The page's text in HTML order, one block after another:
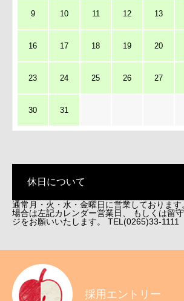
9 10 11 12 13
16 17 18 19 20
23 24 25 26 27
30 31
休日について
通常月・火・水・金曜日に営業しております
場合は左記カレンダー営業日、 もしくは留
ジをお願いいたします。 TEL(0265)33-1111
採用エントリー